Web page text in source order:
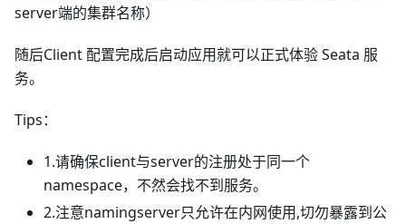
server端的集群名称）
随后Client 配置完成后启动应用就可以正式体验 Seata 服
务。
Tips：
1.请确保client与server的注册处于同一个
namespace，不然会找不到服务。
2.注意namingserver只允许在内网使用,切勿暴露到公